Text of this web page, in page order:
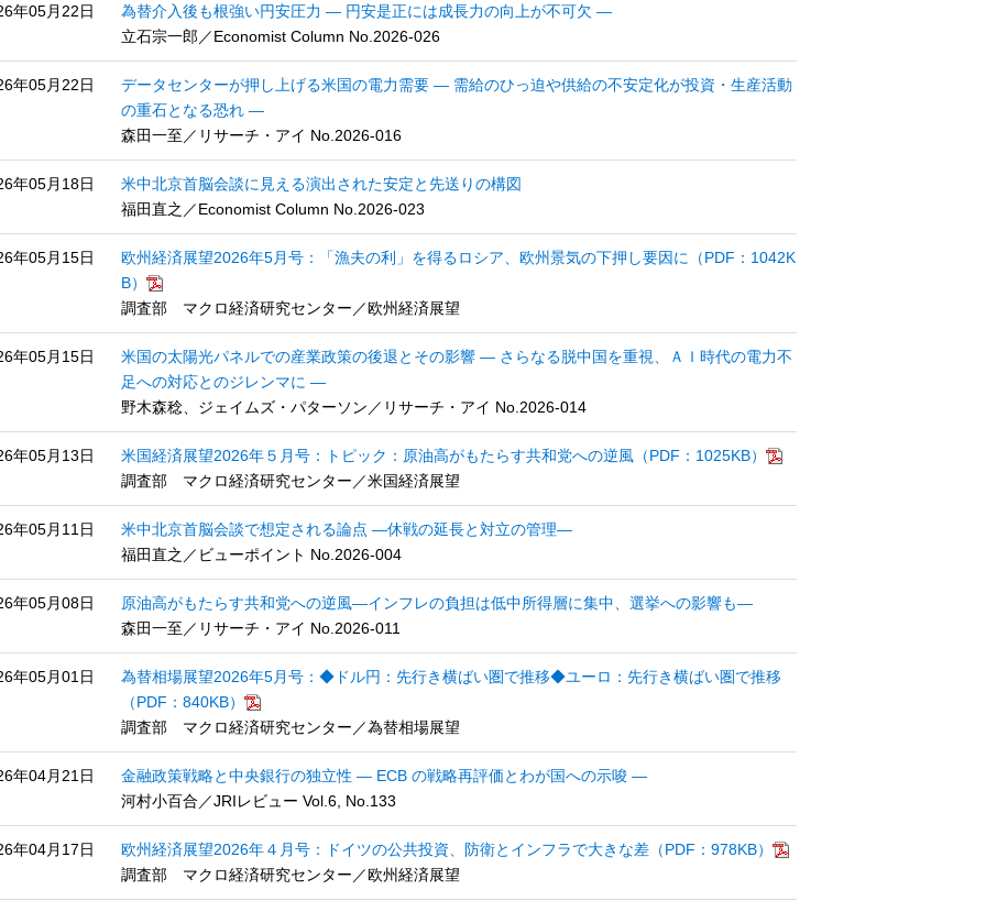
年05月22日
為替介入後も根強い円安圧力 ― 円安是正には成長力の向上が不可欠 ―
立石宗一郎／Economist Column No.2026-026
年05月22日
データセンターが押し上げる米国の電力需要 ― 需給のひっ迫や供給の不安定化が投資・生産活動
の重石となる恐れ ―
森田一至／リサーチ・アイ No.2026-016
年05月18日
米中北京首脳会談に見える演出された安定と先送りの構図
福田直之／Economist Column No.2026-023
年05月15日
欧州経済展望2026年5月号：「漁夫の利」を得るロシア、欧州景気の下押し要因に（PDF：1042K
B）
調査部 マクロ経済研究センター／欧州経済展望
年05月15日
米国の太陽光パネルでの産業政策の後退とその影響 ― さらなる脱中国を重視、ＡＩ時代の電力不
足への対応とのジレンマに ―
野木森稔、ジェイムズ・パターソン／リサーチ・アイ No.2026-014
年05月13日
米国経済展望2026年５月号：トピック：原油高がもたらす共和党への逆風（PDF：1025KB）
調査部 マクロ経済研究センター／米国経済展望
年05月11日
米中北京首脳会談で想定される論点 ―休戦の延長と対立の管理―
福田直之／ビューポイント No.2026-004
年05月08日
原油高がもたらす共和党への逆風―インフレの負担は低中所得層に集中、選挙への影響も―
森田一至／リサーチ・アイ No.2026-011
年05月01日
為替相場展望2026年5月号：◆ドル円：先行き横ばい圏で推移◆ユーロ：先行き横ばい圏で推移
（PDF：840KB）
調査部 マクロ経済研究センター／為替相場展望
年04月21日
金融政策戦略と中央銀行の独立性 ― ECB の戦略再評価とわが国への示唆 ―
河村小百合／JRIレビュー Vol.6, No.133
年04月17日
欧州経済展望2026年４月号：ドイツの公共投資、防衛とインフラで大きな差（PDF：978KB）
調査部 マクロ経済研究センター／欧州経済展望